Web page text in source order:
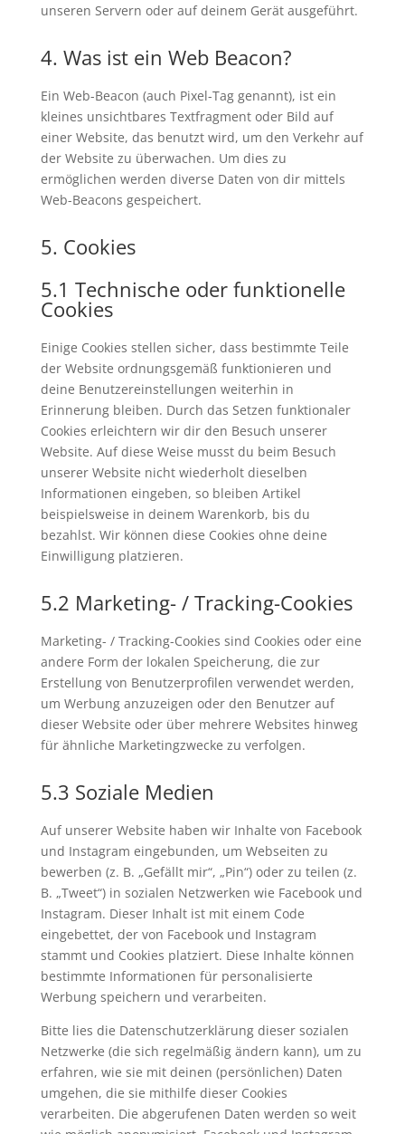
unseren Servern oder auf deinem Gerät ausgeführt.
4. Was ist ein Web Beacon?
Ein Web-Beacon (auch Pixel-Tag genannt), ist ein
kleines unsichtbares Textfragment oder Bild auf
einer Website, das benutzt wird, um den Verkehr auf
der Website zu überwachen. Um dies zu
ermöglichen werden diverse Daten von dir mittels
Web-Beacons gespeichert.
5. Cookies
5.1 Technische oder funktionelle
Cookies
Einige Cookies stellen sicher, dass bestimmte Teile
der Website ordnungsgemäß funktionieren und
deine Benutzereinstellungen weiterhin in
Erinnerung bleiben. Durch das Setzen funktionaler
Cookies erleichtern wir dir den Besuch unserer
Website. Auf diese Weise musst du beim Besuch
unserer Website nicht wiederholt dieselben
Informationen eingeben, so bleiben Artikel
beispielsweise in deinem Warenkorb, bis du
bezahlst. Wir können diese Cookies ohne deine
Einwilligung platzieren.
5.2 Marketing- / Tracking-Cookies
Marketing- / Tracking-Cookies sind Cookies oder eine
andere Form der lokalen Speicherung, die zur
Erstellung von Benutzerprofilen verwendet werden,
um Werbung anzuzeigen oder den Benutzer auf
dieser Website oder über mehrere Websites hinweg
für ähnliche Marketingzwecke zu verfolgen.
5.3 Soziale Medien
Auf unserer Website haben wir Inhalte von Facebook
und Instagram eingebunden, um Webseiten zu
bewerben (z. B. „Gefällt mir“, „Pin“) oder zu teilen (z.
B. „Tweet“) in sozialen Netzwerken wie Facebook und
Instagram. Dieser Inhalt ist mit einem Code
eingebettet, der von Facebook und Instagram
stammt und Cookies platziert. Diese Inhalte können
bestimmte Informationen für personalisierte
Werbung speichern und verarbeiten.
Bitte lies die Datenschutzerklärung dieser sozialen
Netzwerke (die sich regelmäßig ändern kann), um zu
erfahren, wie sie mit deinen (persönlichen) Daten
umgehen, die sie mithilfe dieser Cookies
verarbeiten. Die abgerufenen Daten werden so weit